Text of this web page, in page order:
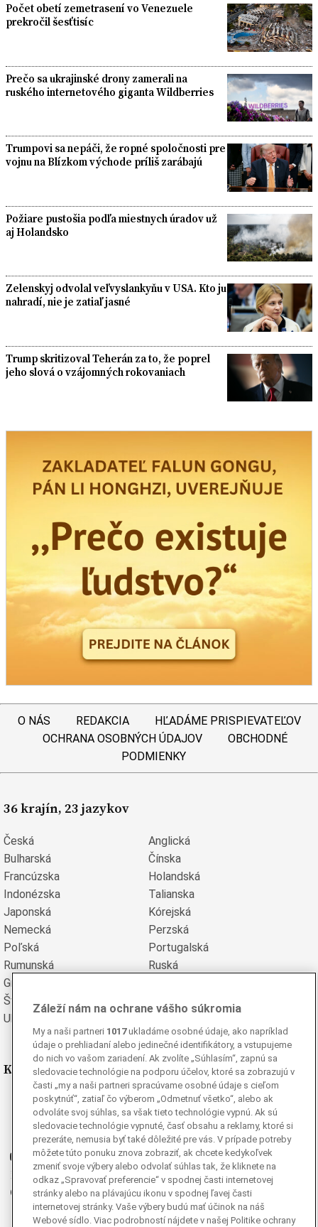
Počet obetí zemetrasení vo Venezuele
prekročil šesťtisíc
Prečo sa ukrajinské drony zamerali na
ruského internetového giganta Wildberries
Trumpovi sa nepáči, že ropné spoločnosti pre
vojnu na Blízkom východe príliš zarábajú
Požiare pustošia podľa miestnych úradov už
aj Holandsko
Zelenskyj odvolal veľvyslankyňu v USA. Kto ju
nahradí, nie je zatiaľ jasné
Trump skritizoval Teherán za to, že poprel
jeho slová o vzájomných rokovaniach
O NÁS REDAKCIA
HĽADÁME PRISPIEVATEĽOV
OCHRANA OSOBNÝCH ÚDAJOV
OBCHODNÉ
PODMIENKY
36 krajín, 23 jazykov
Česká
Anglická
Bulharská
Čínska
Francúzska
Holandská
Indonézska
Talianska
Japonská
Kórejská
Nemecká
Perzská
Poľská
Portugalská
Rumunská
Ruská
Grécka
Švédska
Ukrajinská
Kde nás nájdete
Facebook
Instagram
Ganjing
Youtube
Twitter
Telegram
RSS
Záleží nám na ochrane vášho súkromia
My a naši partneri 1017ukladáme osobné údaje, ako napríklad
údaje o prehliadaní alebo jedinečné identifikátory, a vstupujeme
do nich vo vašom zariadení. Ak zvolíte „Súhlasím“, zapnú sa
sledovacie technológie na podporu účelov, ktoré sa zobrazujú v
časti „my a naši partneri spracúvame osobné údaje s cieľom
poskytnúť“, zatiaľ čo výberom „Odmetnuť všetko“, alebo ak
odvoláte svoj súhlas, sa však tieto technológie vypnú. Ak sú
sledovacie technológie vypnuté, časť obsahu a reklamy, ktoré si
prezeráte, nemusia byť také dôležité pre vás. V prípade potreby
môžete túto ponuku znova zobraziť, ak chcete kedykoľvek
zmeniť svoje výbery alebo odvolať súhlas tak, že kliknete na
odkaz „Spravovať preferencie“ v spodnej časti internetovej
stránky alebo na plávajúcu ikonu v spodnej ľavej časti
internetovej stránky. Vaše výbery budú mať účinok na náš
Webové sídlo. Viac podrobností nájdete v našej Politike ochrany